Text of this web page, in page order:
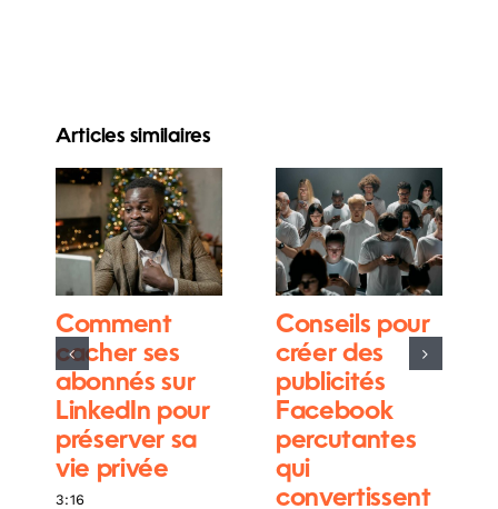
Articles similaires
Comment
cacher ses
abonnés sur
LinkedIn pour
préserver sa
vie privée
3:16
Conseils pour
créer des
publicités
Facebook
percutantes
qui
convertissent